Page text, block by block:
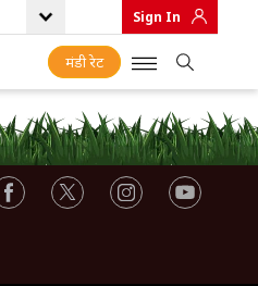
Sign In
मंडी रेट